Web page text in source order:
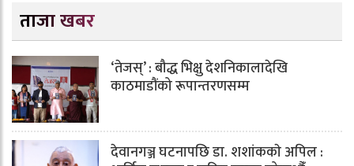
ताजा खबर
‘तेजस्’ : बौद्ध भिक्षु देशनिकालादेखि
काठमाडौंको रूपान्तरणसम्म
देवानगञ्ज घटनापछि डा. शशांककाे अपिल :